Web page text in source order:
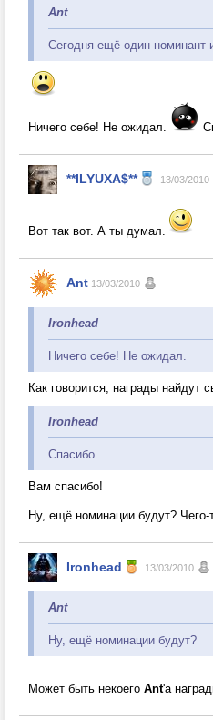
Ant
Сегодня ещё один номинант
Ничего себе! Не ожидал.
**ILYUXA$** 13/03/2010
Вот так вот. А ты думал.
Ant 13/03/2010
Ironhead
Ничего себе! Не ожидал.
Как говорится, награды найдут
Ironhead
Спасибо.
Вам спасибо!
Ну, ещё номинации будут? Чего-
Ironhead 13/03/2010
Ant
Ну, ещё номинации будут?
Может быть некоего Ant'а